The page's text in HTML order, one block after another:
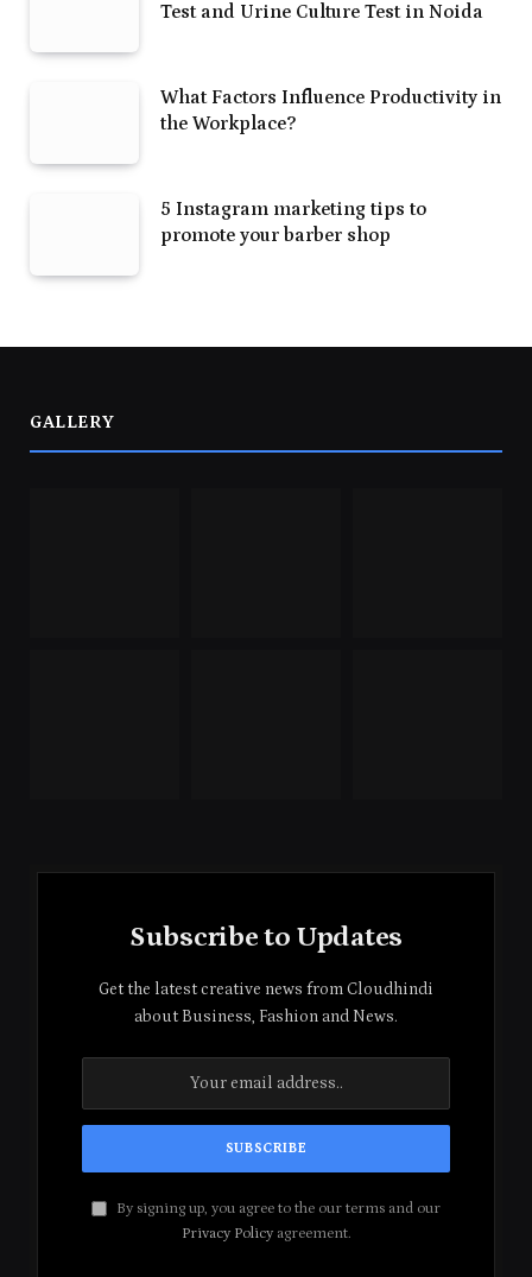
Test and Urine Culture Test in Noida
What Factors Influence Productivity in
the Workplace?
5 Instagram marketing tips to
promote your barber shop
GALLERY
Subscribe to Updates
Get the latest creative news from Cloudhindi
about Business, Fashion and News.
By signing up, you agree to the our terms and our
Privacy Policyagreement.